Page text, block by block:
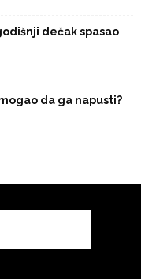
dečak spasao
mogao da ga napusti?